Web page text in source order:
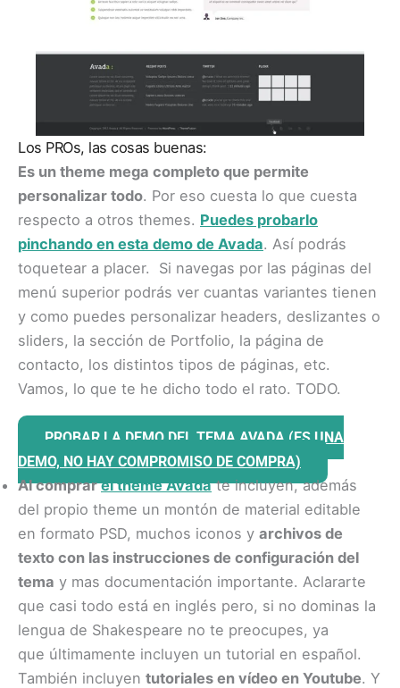
Los PROs, las cosas buenas:
Es un theme mega completo que permite
personalizar todo. Por eso cuesta lo que cuesta
respecto a otros themes. Puedes probarlo
pinchando en esta demo de Avada. Así podrás
toquetear a placer. Si navegas por las páginas del
menú superior podrás ver cuantas variantes tienen
y como puedes personalizar headers, deslizantes o
sliders, la sección de Portfolio, la página de
contacto, los distintos tipos de páginas, etc.
Vamos, lo que te he dicho todo el rato. TODO.
PROBAR LA DEMO DEL TEMA AVADA (ES UNA
DEMO, NO HAY COMPROMISO DE COMPRA)
Al comprarel theme Avadate incluyen, además
del propio theme un montón de material editable
en formato PSD, muchos iconos y archivos de
texto con las instrucciones de configuración del
tema y mas documentación importante. Aclararte
que casi todo está en inglés pero, si no dominas la
lengua de Shakespeare no te preocupes, ya
que últimamente incluyen un tutorial en español.
También incluyen tutoriales en vídeo en Youtube. Y